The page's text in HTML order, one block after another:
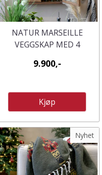
NATUR MARSEILLE
VEGGSKAP MED 4
ANTIQUE
9.900,-
Kjøp
Nyhet